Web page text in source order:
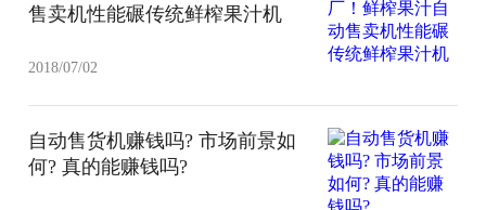
售卖机性能碾传统鲜榨果汁机
2018/07/02
自动售货机赚钱吗? 市场前景如
何? 真的能赚钱吗?